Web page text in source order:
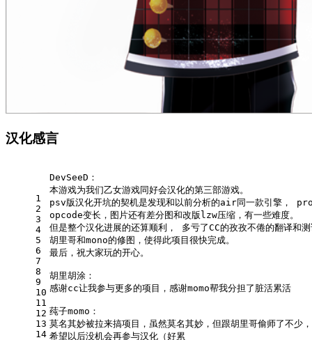
汉化感言
1
2
3
4
5
6
7
8
9
10
11
12
13
14
DevSeeD：
本游戏为我们乙女游戏同好会汉化的第三部游戏。
psv版汉化开坑的契机是发现和以前分析的air同一款引擎，
opcode变长，图片还有差分图和改版lzw压缩，有一些难度。
但是整个汉化进展的还算顺利， 多亏了CC的孜孜不倦的翻译和
胡里哥和mono的修图，使得此项目很快完成。
最后，祝大家玩的开心。
胡里胡涂：
感谢cc让我参与更多的项目，感谢momo帮我分担了脏活累活
莼子momo：
莫名其妙被拉来搞项目，虽然莫名其妙，但跟胡里哥偷师了不少，
希望以后没机会再参与汉化（好累